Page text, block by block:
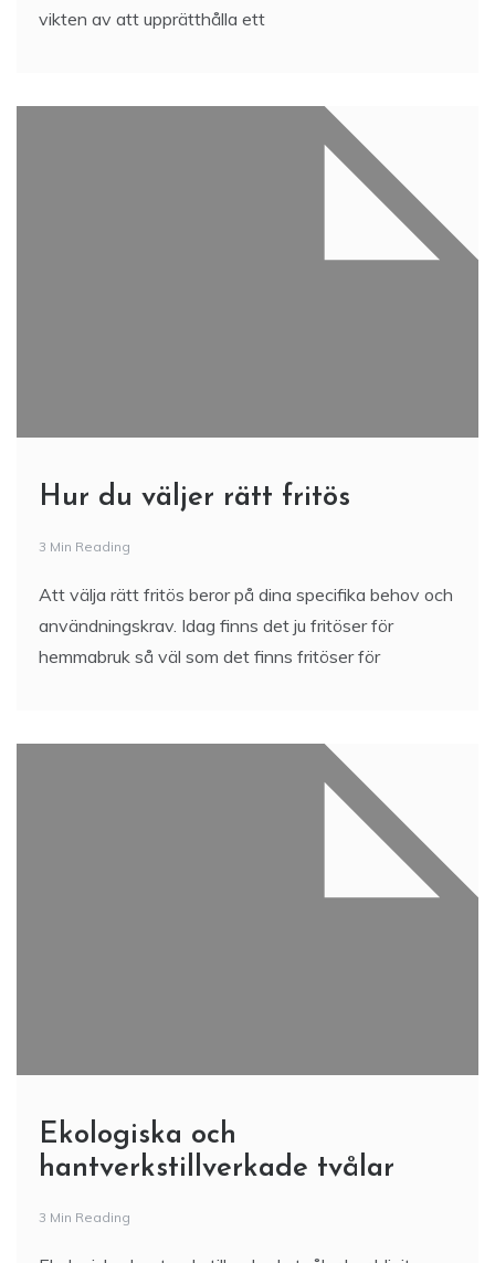
vikten av att upprätthålla ett
Hur du väljer rätt fritös
3 Min Reading
Att välja rätt fritös beror på dina specifika behov och
användningskrav. Idag finns det ju fritöser för
hemmabruk så väl som det finns fritöser för
Ekologiska och
hantverkstillverkade tvålar
3 Min Reading